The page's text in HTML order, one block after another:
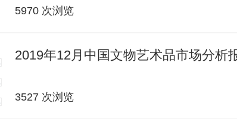
5970 次浏览
2019年12月中国文物艺术品市场分析
3527 次浏览